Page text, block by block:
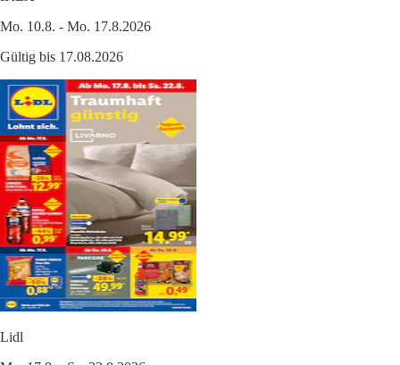
Mo. 10.8. - Mo. 17.8.2026
Gültig bis 17.08.2026
Lidl